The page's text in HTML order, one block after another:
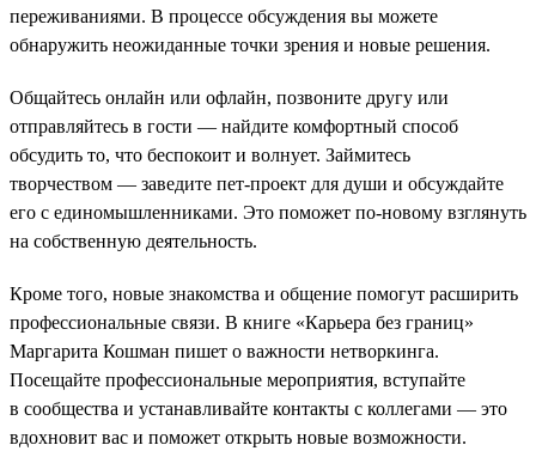
переживаниями. В процессе обсуждения вы можете
обнаружить неожиданные точки зрения и новые решения.
Общайтесь онлайн или офлайн, позвоните другу или
отправляйтесь в гости — найдите комфортный способ
обсудить то, что беспокоит и волнует. Займитесь
творчеством — заведите пет-проект для души и обсуждайте
его с единомышленниками. Это поможет по-новому взглянуть
на собственную деятельность.
Кроме того, новые знакомства и общение помогут расширить
профессиональные связи. В книге «Карьера без границ»
Маргарита Кошман пишет о важности нетворкинга.
Посещайте профессиональные мероприятия, вступайте
в сообщества и устанавливайте контакты с коллегами — это
вдохновит вас и поможет открыть новые возможности.